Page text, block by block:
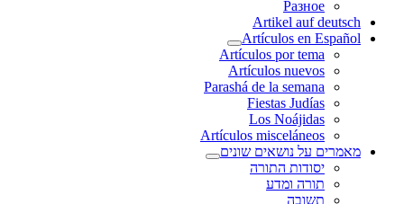
Разное
Artikel auf deutsch
Artículos en Español
Artículos por tema
Artículos nuevos
Parashá de la semana
Fiestas Judías
Los Noájidas
Artículos misceláneos
מאמרים על נושאים שונים
יסודות התורה
תורה ומדע
תשובה